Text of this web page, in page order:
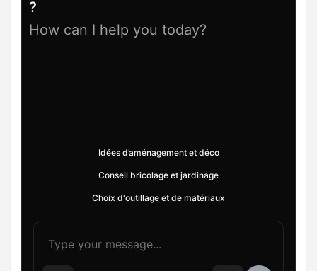
?
How can I help you today?
Idées d’aménagement et déco
Conseil bricolage et jardinage
Choix d'outillage et de matériaux